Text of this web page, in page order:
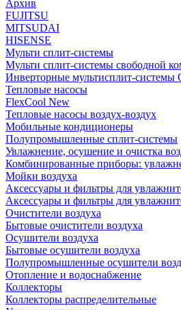
Архив
FUJITSU
MITSUDAI
HISENSE
Мульти сплит-системы
Мульти сплит-системы свободной
Инверторные мультисплит-
Тепловые насосы
FlexCool New
Тепловые насосы воздух-воздух
Мобильные кондиционеры
Полупромышленные сплит-системы
Увлажнение, осушение и очистка
Комбинированные приборы:
Мойки воздуха
Аксессуары и фильтры для
Аксессуары и фильтры для
Очистители воздуха
Бытовые очистители воздуха
Осушители воздуха
Бытовые осушители воздуха
Полупромышленные осушители
Отопление и водоснабжение
Коллекторы
Коллекторы распределительные